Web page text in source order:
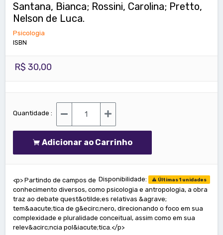
Santana, Bianca; Rossini, Carolina; Pretto,
Nelson de Luca.
Psicologia
ISBN
R$ 30,00
Quantidade :
Adicionar ao Carrinho
Disponibilidade: Últimas 1 unidades
<p> Partindo de campos de
conhecimento diversos, como psicologia e antropologia, a obra
traz ao debate quest&otilde;es relativas &agrave;
tem&aacute;tica de g&ecirc;nero, direcionando o foco em sua
complexidade e pluralidade conceitual, assim como em sua
relev&acirc;ncia pol&iacute;tica.</p>